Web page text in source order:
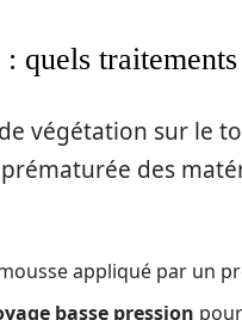
quels
végétation sur le
prématurée des
appliqué par un
basse pression